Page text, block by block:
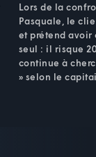
Lors de la
Pasquale, le
et prétend
seul : il risque
continue à
» selon le